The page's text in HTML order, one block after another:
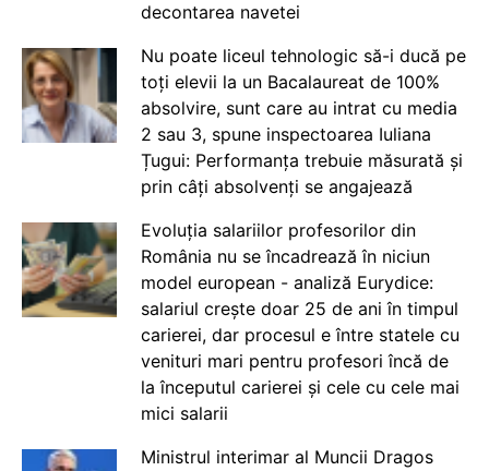
decontarea navetei
Nu poate liceul tehnologic să-i ducă pe
toți elevii la un Bacalaureat de 100%
absolvire, sunt care au intrat cu media
2 sau 3, spune inspectoarea Iuliana
Țugui: Performanța trebuie măsurată și
prin câți absolvenți se angajează
Evoluția salariilor profesorilor din
România nu se încadrează în niciun
model european - analiză Eurydice:
salariul crește doar 25 de ani în timpul
carierei, dar procesul e între statele cu
venituri mari pentru profesori încă de
la începutul carierei și cele cu cele mai
mici salarii
Ministrul interimar al Muncii Dragos